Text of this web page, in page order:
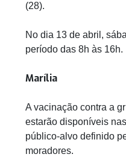
(28).
No dia 13 de abril,
período das 8h às 16h.
Marília
A vacinação contra a
estarão disponíveis
público-alvo definido
moradores.